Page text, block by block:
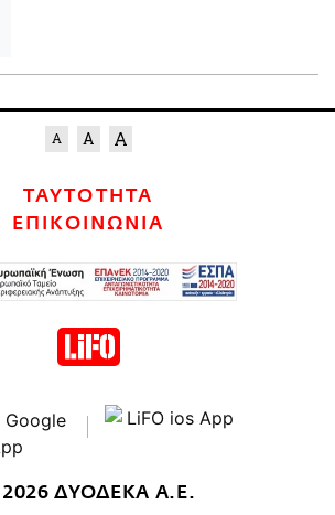
ΤΑΥΤΟΤΗΤΑ
ΕΠΙΚΟΙΝΩΝΙΑ
ΔΥΟΔΕΚΑ Α.Ε.